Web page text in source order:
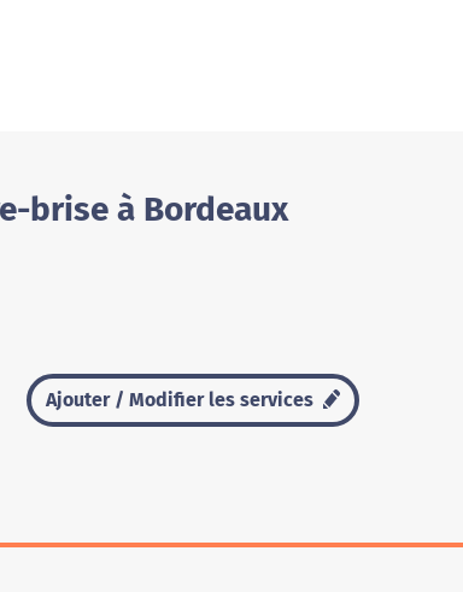
brise à Bordeaux
Ajouter / Modifier les services